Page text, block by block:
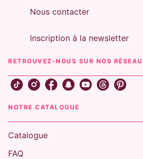
Nous contacter
Inscription à la newsletter
RETROUVEZ-NOUS SUR NOS
NOTRE CATALOGUE
Catalogue
FAQ